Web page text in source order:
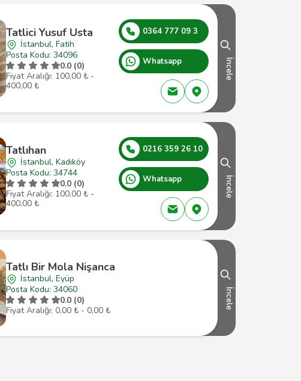
Tatlici Yusuf Usta
İstanbul, Fatih
Posta Kodu: 34096
0.0 (0)
Fiyat Aralığı: 100,00 ₺ -
400,00 ₺
0364 777 09 3
Whatsapp İncele
Tatlıhan
İstanbul, Kadıköy
Posta Kodu: 34744
0.0 (0)
Fiyat Aralığı: 100,00 ₺ -
400,00 ₺
0216 359 26 10
Whatsapp İncele
Tatlı Bir Mola Nişanca
İstanbul, Eyüp
Posta Kodu: 34060
0.0 (0)
Fiyat Aralığı: 0,00 ₺ - 0,00 ₺
İncele